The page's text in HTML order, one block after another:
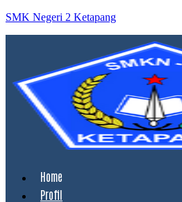
SMK Negeri 2 Ketapang
Menu
Home
Profil